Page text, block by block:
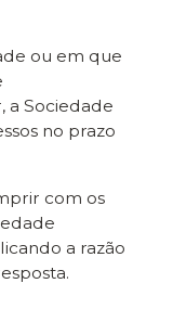
ou em que
a Sociedade
no prazo
com os
a razão